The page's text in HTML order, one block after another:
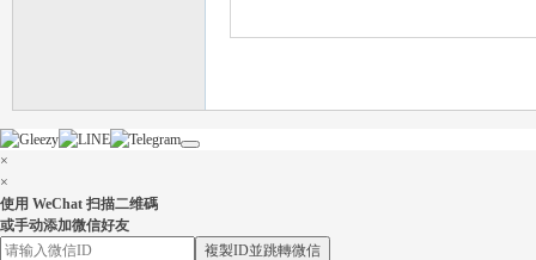
×
×
使用 WeChat 扫描二维碼
或手动添加微信好友
複製ID並跳轉微信